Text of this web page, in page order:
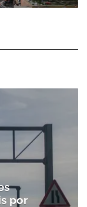
por